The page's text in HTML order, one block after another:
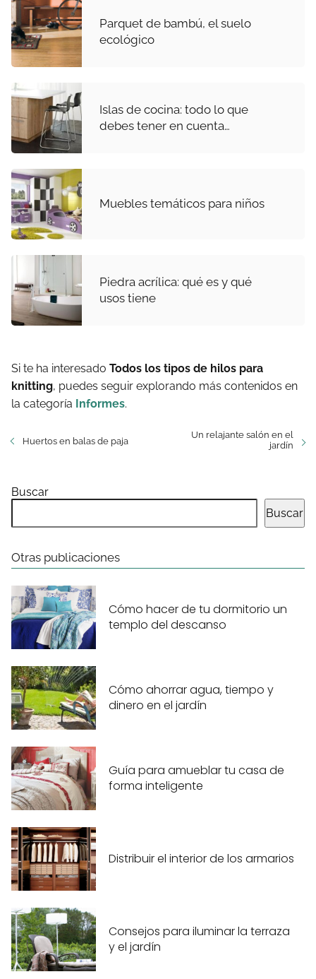
Parquet de bambú, el suelo
ecológico
Islas de cocina: todo lo que
debes tener en cuenta…
Muebles temáticos para niños
Piedra acrílica: qué es y qué
usos tiene
Si te ha interesado Todos los tipos de hilos para
knitting, puedes seguir explorando más contenidos en
la categoría Informes.
Huertos en balas de paja
Un relajante salón en el
jardín
Buscar
Buscar
Otras publicaciones
Cómo hacer de tu dormitorio un
templo del descanso
Cómo ahorrar agua, tiempo y
dinero en el jardín
Guía para amueblar tu casa de
forma inteligente
Distribuir el interior de los armarios
Consejos para iluminar la terraza
y el jardín